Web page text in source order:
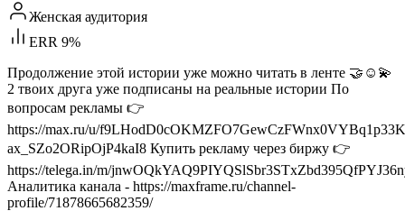
Женская аудитория
ERR 9%
Продолжение этой истории уже можно читать в ленте 🤝☺️💫
2 твоих друга уже подписаны на реальные истории По
вопросам рекламы 👉
https://max.ru/u/
ax_SZo2ORipOjP4kaI8 Купить рекламу через биржу 👉
https://telega.in/m/
Аналитика канала - https://maxframe.ru/channel-
profile/71878665682359/